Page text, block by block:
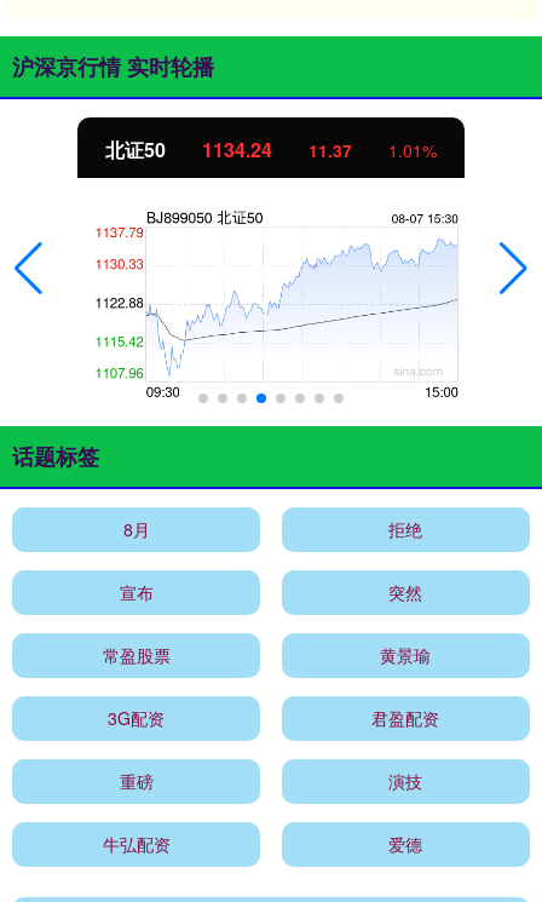
沪深京行情 实时轮播
北证50 1134.24 11.37 1.01%
话题标签
8月 拒绝
宣布 突然
常盈股票 黄景瑜
3G配资 君盈配资
重磅 演技
牛弘配资 爱德